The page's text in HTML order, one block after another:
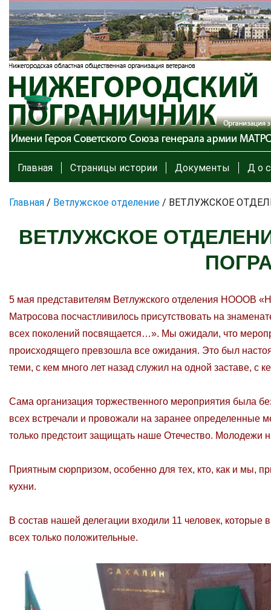
Главная Страницы истории Документы Д о с
Главная / Ветлужское отделение / ВЕТЛУЖСКОЕ
ВЕТЛУЖСКОЕ
5 мая представителям Ветлужского отделения НОООВ
Матросова посчастливилось присутствовать на
всех поколений посвящается…». Мы ожидали, что
происходящего превзошла все ожидания. Это был
теми, с кем много лет назад служил на одной заставе, с
Сама организация торжественного мероприятия была
всех встречали и провожали на заранее определенные
только предстоит защищать наше Отечество. Молодежи
Приятным сюрпризом, особенно для тех, кто, как и мы,
кухни.
В состав нашей делегации входили 11 человек,
всех только положительные.